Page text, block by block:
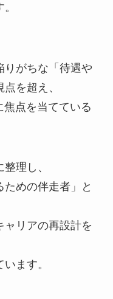
りがちな「待遇や
を超え、
焦点を当てている
理し、
ための伴走者」と
ャリアの再設計を
ます。